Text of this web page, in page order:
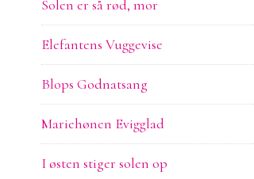
Solen er så rød, mor
Elefantens Vuggevise
Blops Godnatsang
Mariehønen Evigglad
I østen stiger solen op